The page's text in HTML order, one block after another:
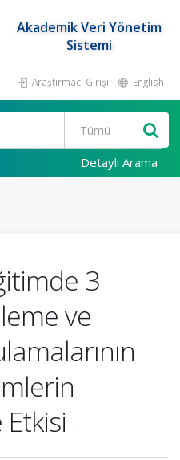
Akademik Veri Yönetim
Sistemi
Araştırmacı Girişi English
Detaylı Arama
3
ve